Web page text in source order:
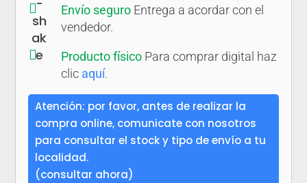
experiencia
del
p.
Alberto
Ibáñez
Padilla
s.j.
parte
I
cantidad
 Envío seguroEntrega a acordar con el
vendedor.
 Producto físicoPara comprar digital haz
clic aquí.
Atención: por favor, antes de realizar la
compra online, comunicate con nosotros
para consultar el stock y tipo de envío a tu
localidad.
(consultar ahora)